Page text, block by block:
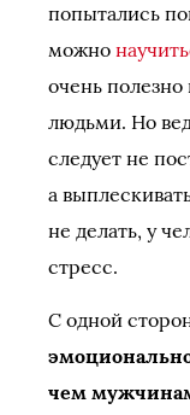
попытались
можно
очень
людьми. Но
следует не
а
не делать, у
стресс.
С одной
чем